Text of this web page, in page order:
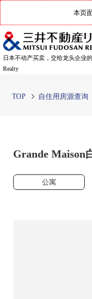
本页
日本不动产买卖，交给龙头企业
Realty
TOP 自住用房源查询
Grande Maison
公寓